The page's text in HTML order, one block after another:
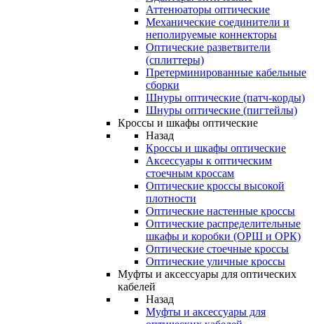
Аттенюаторы оптические
Механические соединители и
неполируемые коннекторы
Оптические разветвители
(сплиттеры)
Претерминированные кабельные
сборки
Шнуры оптические (патч-корды)
Шнуры оптические (пигтейлы)
Кроссы и шкафы оптические
Назад
Кроссы и шкафы оптические
Аксессуары к оптическим
стоечным кроссам
Оптические кроссы высокой
плотности
Оптические настенные кроссы
Оптические распределительные
шкафы и коробки (ОРШ и ОРК)
Оптические стоечные кроссы
Оптические уличные кроссы
Муфты и аксессуары для оптических
кабелей
Назад
Муфты и аксессуары для